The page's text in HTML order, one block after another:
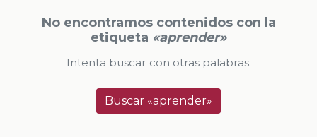
No encontramos contenidos con la
etiqueta «aprender»
Intenta buscar con otras palabras.
Buscar «aprender»